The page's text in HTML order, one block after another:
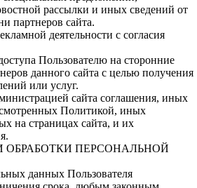
рассылки и иных сведений от
партнеров сайта.
деятельности с согласия
Пользователю на сторонние
данного сайта с целью получения
или услуг.
сайта соглашения, иных
Политикой, иных
на страницах сайта, и их
ОБРАБОТКИ ПЕРСОНАЛЬНОЙ
данных Пользователя